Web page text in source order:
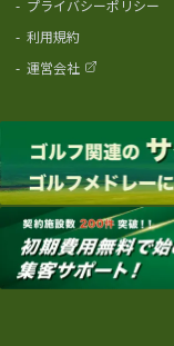
- プライバシーポリシー
- 利用規約
- 運営会社